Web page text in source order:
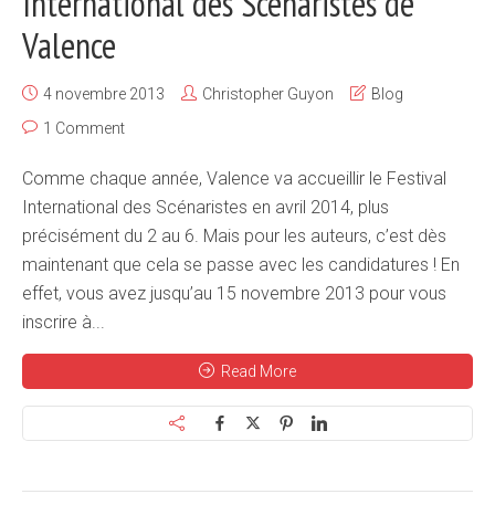
Valence
4 novembre 2013 Christopher Guyon
Blog
1 Comment
Comme chaque année, Valence va accueillir le Festival
International des Scénaristes en avril 2014, plus
précisément du 2 au 6. Mais pour les auteurs, c’est dès
maintenant que cela se passe avec les candidatures ! En
effet, vous avez jusqu’au 15 novembre 2013 pour vous
inscrire à...
Read More